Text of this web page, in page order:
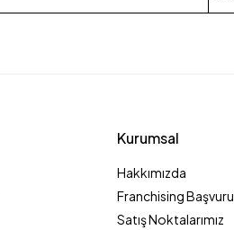
Kurumsal
Hakkımızda
Franchising Başvuru
Satış Noktalarımız